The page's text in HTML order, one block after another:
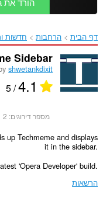
דף הבית הרחבות חדשות
Sidebar
shwetankdixit
4.1
/ 5
מספר דירוגים: 2
up Techmeme and displays
it in the sidebar.
'Opera Developer' build.
הרשאות